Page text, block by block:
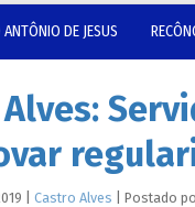
DE JESUS
Castro Alves Postado